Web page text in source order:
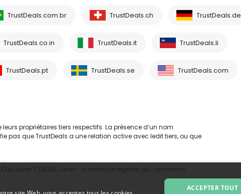
TrustDeals.com.br TrustDeals.ch TrustDeals.de
TrustDeals.co.in TrustDeals.it TrustDeals.li
TrustDeals.pt TrustDeals.se TrustDeals.com
propriétaires tiers respectifs. La présence d’un nom
pas que TrustDeals a une relation active avec ledit tiers, ou que
ACCEPTER TOUT